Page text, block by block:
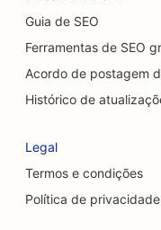
SEO para Cat
SEO para
SEO para
SEO para
Guia de SEO
Ferramentas de SEO
Acordo de postagem
Histórico de
Legal
Termos e condições
Política de privacidade